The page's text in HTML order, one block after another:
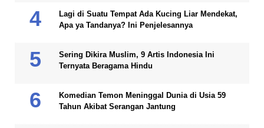
Lagi di Suatu Tempat Ada Kucing Liar Mendekat,
Apa ya Tandanya? Ini Penjelesannya
Sering Dikira Muslim, 9 Artis Indonesia Ini
Ternyata Beragama Hindu
Komedian Temon Meninggal Dunia di Usia 59
Tahun Akibat Serangan Jantung